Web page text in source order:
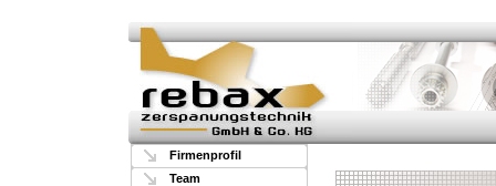
Firmenprofil
Team